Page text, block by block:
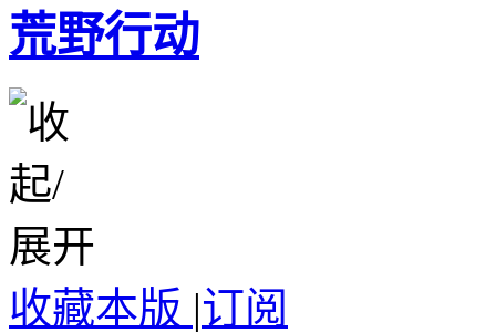
荒野行动
收藏本版 |订阅